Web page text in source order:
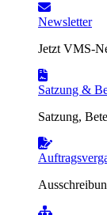
Newsletter
Jetzt VMS-
Satzung &
Satzung,